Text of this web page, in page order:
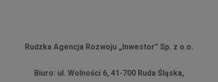
Rudzka Agencja Rozwoju „Inwestor” Sp. z o.o.
Biuro: ul. Wolności 6, 41-700 Ruda Śląska,